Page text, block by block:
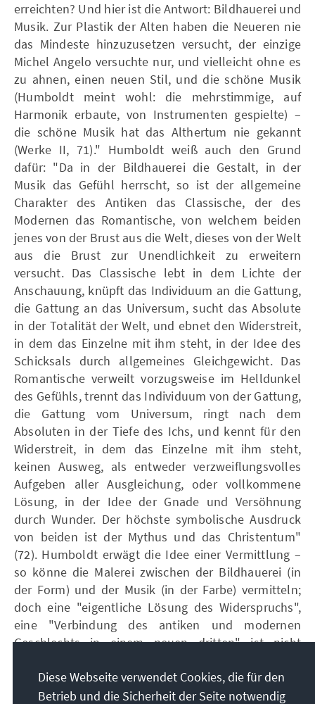
erreichten? Und hier ist die Antwort: Bildhauerei und
Musik. Zur Plastik der Alten haben die Neueren nie
das Mindeste hinzuzusetzen versucht, der einzige
Michel Angelo versuchte nur, und vielleicht ohne es
zu ahnen, einen neuen Stil, und die schöne Musik
(Humboldt meint wohl: die mehrstimmige, auf
Harmonik erbaute, von Instrumenten gespielte) –
die schöne Musik hat das Althertum nie gekannt
(Werke II, 71)." Humboldt weiß auch den Grund
dafür: "Da in der Bildhauerei die Gestalt, in der
Musik das Gefühl herrscht, so ist der allgemeine
Charakter des Antiken das Classische, der des
Modernen das Romantische, von welchem beiden
jenes von der Brust aus die Welt, dieses von der Welt
aus die Brust zur Unendlichkeit zu erweitern
versucht. Das Classische lebt in dem Lichte der
Anschauung, knüpft das Individuum an die Gattung,
die Gattung an das Universum, sucht das Absolute
in der Totalität der Welt, und ebnet den Widerstreit,
in dem das Einzelne mit ihm steht, in der Idee des
Schicksals durch allgemeines Gleichgewicht. Das
Romantische verweilt vorzugsweise im Helldunkel
des Gefühls, trennt das Individuum von der Gattung,
die Gattung vom Universum, ringt nach dem
Absoluten in der Tiefe des Ichs, und kennt für den
Widerstreit, in dem das Einzelne mit ihm steht,
keinen Ausweg, als entweder verzweiflungsvolles
Aufgeben aller Ausgleichung, oder vollkommene
Lösung, in der Idee der Gnade und Versöhnung
durch Wunder. Der höchste symbolische Ausdruck
von beiden ist der Mythus und das Christentum"
(72). Humboldt erwägt die Idee einer Vermittlung –
so könne die Malerei zwischen der Bildhauerei (in
der Form) und der Musik (in der Farbe) vermitteln;
doch eine "eigentliche Lösung des Widerspruchs",
eine "Verbindung des antiken und modernen
Geschlechts in einem neuen dritten" ist nicht
Schleiermacher in seiner "Weihnachtsfeier" (1806).
Leonhardt, das pietistische Jugend-Ich des Autors,
Diese Webseite verwendet Cookies, die für den
Betrieb und die Sicherheit der Seite notwendig